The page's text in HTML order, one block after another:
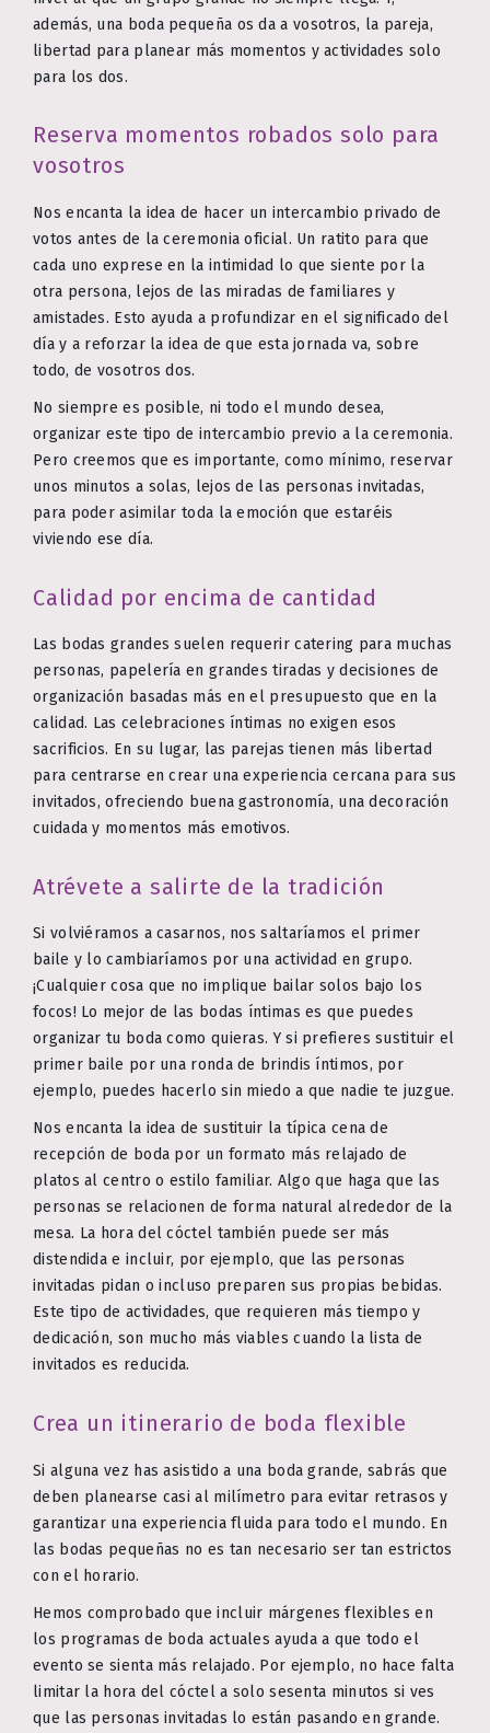
además, una boda pequeña os da a vosotros, la pareja,
libertad para planear más momentos y actividades solo
para los dos.
Reserva momentos robados solo para
vosotros
Nos encanta la idea de hacer un intercambio privado de
votos antes de la ceremonia oficial. Un ratito para que
cada uno exprese en la intimidad lo que siente por la
otra persona, lejos de las miradas de familiares y
amistades. Esto ayuda a profundizar en el significado del
día y a reforzar la idea de que esta jornada va, sobre
todo, de vosotros dos.
No siempre es posible, ni todo el mundo desea,
organizar este tipo de intercambio previo a la ceremonia.
Pero creemos que es importante, como mínimo, reservar
unos minutos a solas, lejos de las personas invitadas,
para poder asimilar toda la emoción que estaréis
viviendo ese día.
Calidad por encima de cantidad
Las bodas grandes suelen requerir catering para muchas
personas, papelería en grandes tiradas y decisiones de
organización basadas más en el presupuesto que en la
calidad. Las celebraciones íntimas no exigen esos
sacrificios. En su lugar, las parejas tienen más libertad
para centrarse en crear una experiencia cercana para sus
invitados, ofreciendo buena gastronomía, una decoración
cuidada y momentos más emotivos.
Atrévete a salirte de la tradición
Si volviéramos a casarnos, nos saltaríamos el primer
baile y lo cambiaríamos por una actividad en grupo.
¡Cualquier cosa que no implique bailar solos bajo los
focos! Lo mejor de las bodas íntimas es que puedes
organizar tu boda como quieras. Y si prefieres sustituir el
primer baile por una ronda de brindis íntimos, por
ejemplo, puedes hacerlo sin miedo a que nadie te juzgue.
Nos encanta la idea de sustituir la típica cena de
recepción de boda por un formato más relajado de
platos al centro o estilo familiar. Algo que haga que las
personas se relacionen de forma natural alrededor de la
mesa. La hora del cóctel también puede ser más
distendida e incluir, por ejemplo, que las personas
invitadas pidan o incluso preparen sus propias bebidas.
Este tipo de actividades, que requieren más tiempo y
dedicación, son mucho más viables cuando la lista de
invitados es reducida.
Crea un itinerario de boda flexible
Si alguna vez has asistido a una boda grande, sabrás que
deben planearse casi al milímetro para evitar retrasos y
garantizar una experiencia fluida para todo el mundo. En
las bodas pequeñas no es tan necesario ser tan estrictos
con el horario.
Hemos comprobado que incluir márgenes flexibles en
los programas de boda actuales ayuda a que todo el
evento se sienta más relajado. Por ejemplo, no hace falta
limitar la hora del cóctel a solo sesenta minutos si ves
que las personas invitadas lo están pasando en grande.